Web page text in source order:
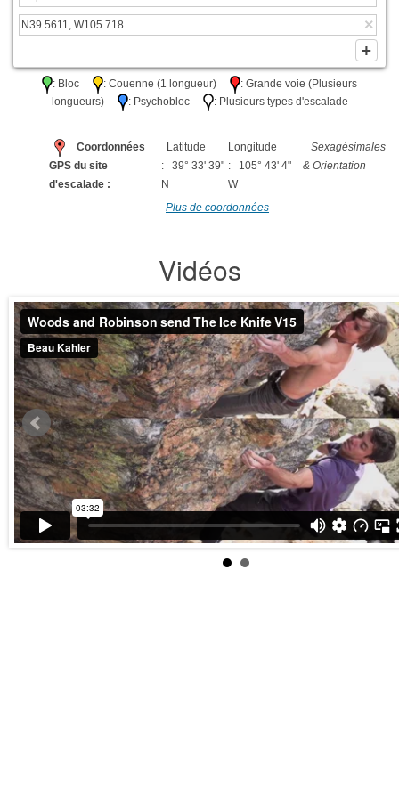
: Bloc : Couenne (1 longueur)
: Grande voie (Plusieurs
longueurs)
: Psychobloc : Plusieurs types d'escalade
Coordonnées
GPS du site
d'escalade :
Latitude
: 39° 33' 39"
N
Longitude
: 105° 43' 4"
W
Sexagésimales
& Orientation
Plus de coordonnées
Vidéos